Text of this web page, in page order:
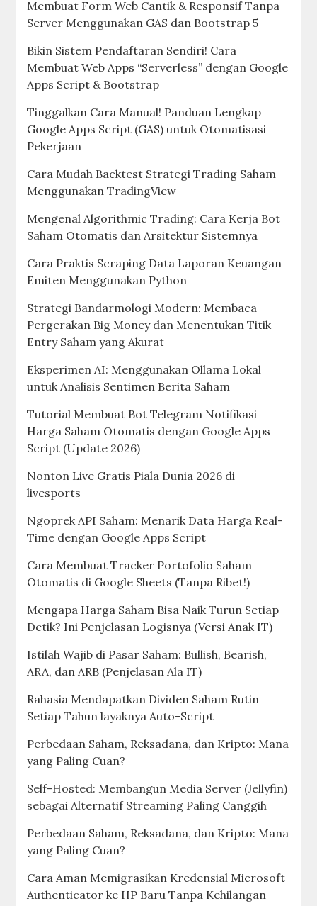
Membuat Form Web Cantik & Responsif Tanpa
Server Menggunakan GAS dan Bootstrap 5
Bikin Sistem Pendaftaran Sendiri! Cara
Membuat Web Apps “Serverless” dengan Google
Apps Script & Bootstrap
Tinggalkan Cara Manual! Panduan Lengkap
Google Apps Script (GAS) untuk Otomatisasi
Pekerjaan
Cara Mudah Backtest Strategi Trading Saham
Menggunakan TradingView
Mengenal Algorithmic Trading: Cara Kerja Bot
Saham Otomatis dan Arsitektur Sistemnya
Cara Praktis Scraping Data Laporan Keuangan
Emiten Menggunakan Python
Strategi Bandarmologi Modern: Membaca
Pergerakan Big Money dan Menentukan Titik
Entry Saham yang Akurat
Eksperimen AI: Menggunakan Ollama Lokal
untuk Analisis Sentimen Berita Saham
Tutorial Membuat Bot Telegram Notifikasi
Harga Saham Otomatis dengan Google Apps
Script (Update 2026)
Nonton Live Gratis Piala Dunia 2026 di
livesports
Ngoprek API Saham: Menarik Data Harga Real-
Time dengan Google Apps Script
Cara Membuat Tracker Portofolio Saham
Otomatis di Google Sheets (Tanpa Ribet!)
Mengapa Harga Saham Bisa Naik Turun Setiap
Detik? Ini Penjelasan Logisnya (Versi Anak IT)
Istilah Wajib di Pasar Saham: Bullish, Bearish,
ARA, dan ARB (Penjelasan Ala IT)
Rahasia Mendapatkan Dividen Saham Rutin
Setiap Tahun layaknya Auto-Script
Perbedaan Saham, Reksadana, dan Kripto: Mana
yang Paling Cuan?
Self-Hosted: Membangun Media Server (Jellyfin)
sebagai Alternatif Streaming Paling Canggih
Perbedaan Saham, Reksadana, dan Kripto: Mana
yang Paling Cuan?
Cara Aman Memigrasikan Kredensial Microsoft
Authenticator ke HP Baru Tanpa Kehilangan